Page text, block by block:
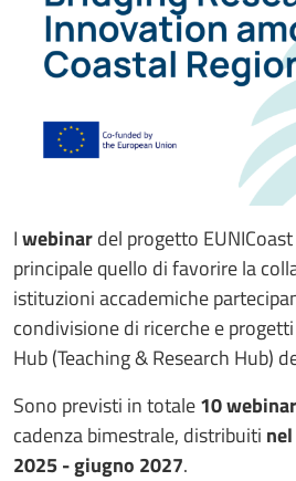
Iwebinardel progetto
principale quello di favorire la
istituzioni accademiche
condivisione di ricerche e
Hub (Teaching & Research Hub)
Sono previsti in totale10 webinar
cadenza bimestrale, distribuiti
2025 - giugno 2027.